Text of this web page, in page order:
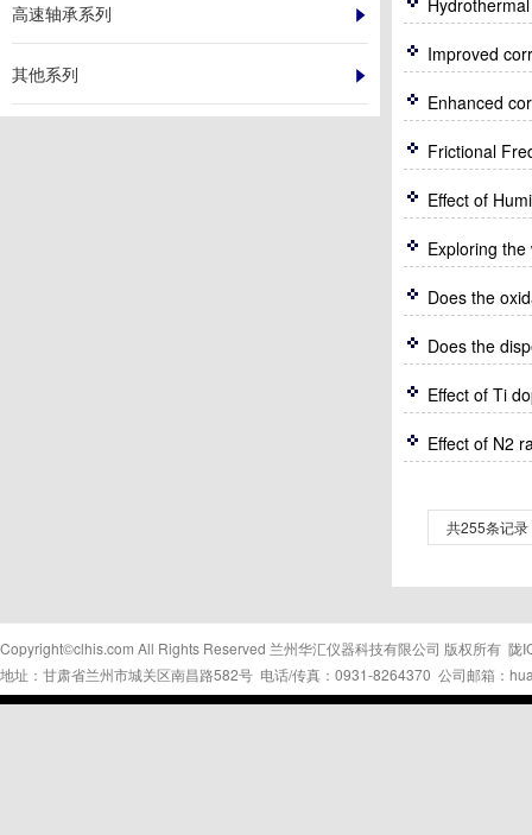
高速轴承系列
其他系列
Effect of
Does the
共255条记录
Copyright©clhis.com All Rights Reserved 兰州华汇仪器科技有限公司 版权所有 陇
地址：甘肃省兰州市城关区南昌路582号 电话/传真：0931-8264370 公司邮箱：